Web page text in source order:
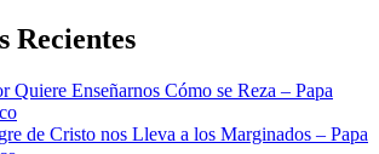
Recientes
Quiere Enseñarnos Cómo se Reza – Papa
de Cristo nos Lleva a los Marginados – Papa